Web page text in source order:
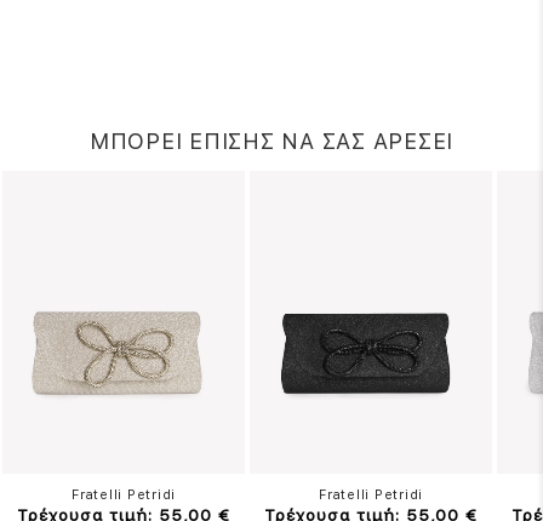
ΜΠΟΡΕΙ ΕΠΙΣΗΣ ΝΑ ΣΑΣ ΑΡΕΣΕΙ
Fratelli Petridi
Τρέχουσα τιμή: 55,00 €
Fratelli Petridi
Τρέχουσα τιμή: 55,00 €